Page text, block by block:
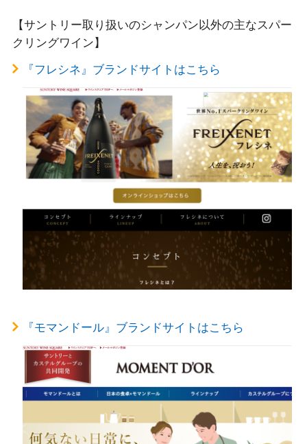
【サントリー取り扱いのシャンパン以外の主なスパー
クリングワイン】
『フレシネ』ブランドサイトはこちら
『モマンドール』ブランドサイトはこちら